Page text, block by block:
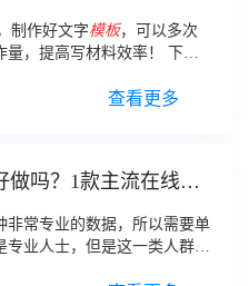
制作好文字模板，可以多次
量，提高写材料效率！ 下
查看更多
做吗？1款主流在线做
非常专业的数据，所以需要单
专业人士，但是这一类人群不